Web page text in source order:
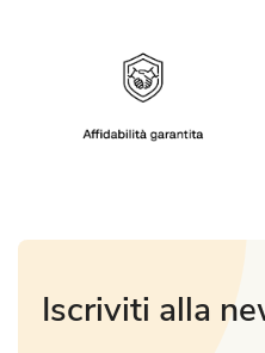
Iscriviti alla